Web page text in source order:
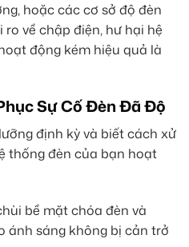
hoặc các cơ sở độ đèn
về chập điện, hư hại hệ
động kém hiệu quả là
Sự Cố Đèn Đã Độ
định kỳ và biết cách xử
thống đèn của bạn hoạt
bề mặt chóa đèn và
ánh sáng không bị cản trở